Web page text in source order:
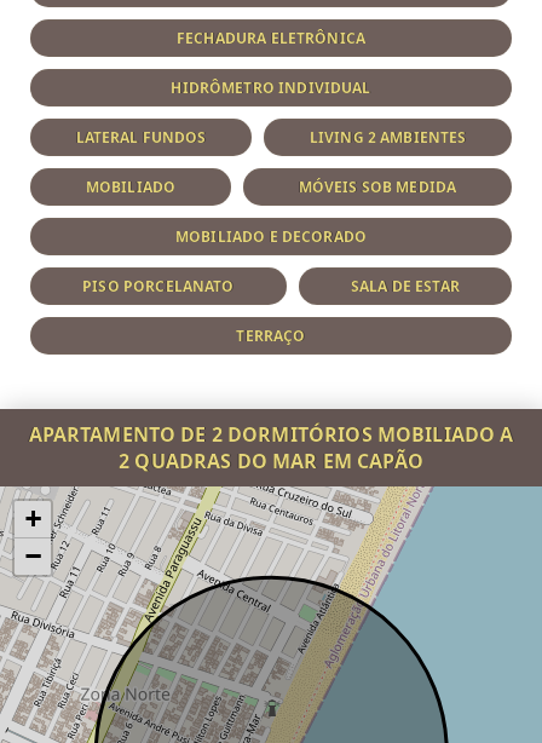
FECHADURA ELETRÔNICA
HIDRÔMETRO INDIVIDUAL
LATERAL FUNDOS LIVING 2 AMBIENTES
MOBILIADO MÓVEIS SOB MEDIDA
MOBILIADO E DECORADO
PISO PORCELANATO SALA DE ESTAR
TERRAÇO
APARTAMENTO DE 2 DORMITÓRIOS MOBILIADO A
2 QUADRAS DO MAR EM CAPÃO
+
−